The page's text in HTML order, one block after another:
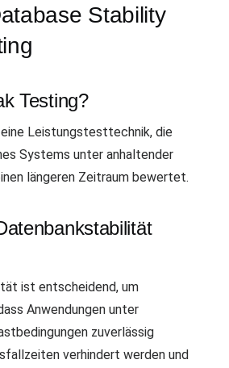
Stability
Testing?
Leistungstesttechnik, die
Systems unter anhaltender
längeren Zeitraum bewertet.
ist entscheidend, um
Anwendungen unter
zuverlässig
verhindert werden und